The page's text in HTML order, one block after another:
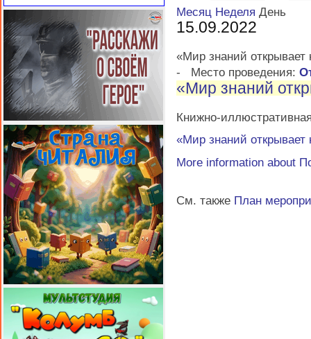
Месяц Неделя День
15.09.2022
«Мир знаний открывает
-
Место проведения:
«Мир знаний
Книжно-
«Мир знаний открывает
More information about
См. также План